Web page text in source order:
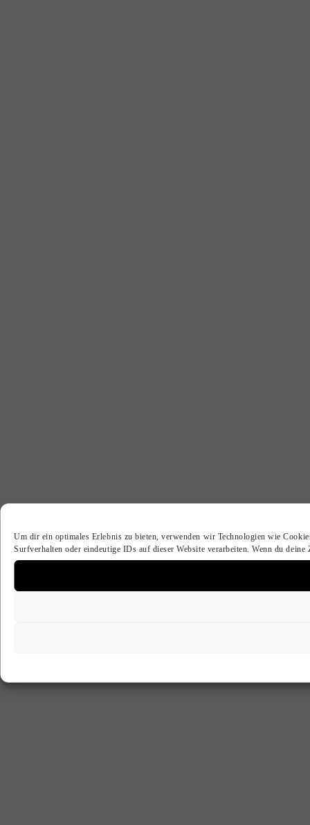
Um dir ein optimales Erlebnis zu bieten, verwenden wir Technologien wie
Surfverhalten oder eindeutige IDs auf dieser Website verarbeiten. Wenn du